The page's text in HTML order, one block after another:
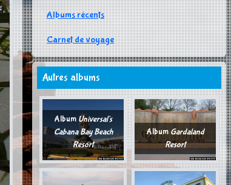
Albums récents
Carnet de voyage
Autres albums
Album Universal's
Cabana Bay Beach
Resort
Album Gardaland
Resort